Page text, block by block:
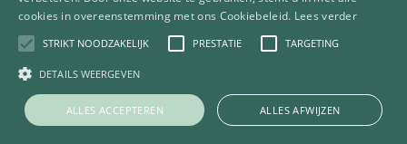
cookies in overeenstemming met ons Cookiebeleid. Lees verder
STRIKT NOODZAKELIJK PRESTATIE TARGETING
DETAILS WEERGEVEN
ALLES ACCEPTEREN ALLES AFWIJZEN